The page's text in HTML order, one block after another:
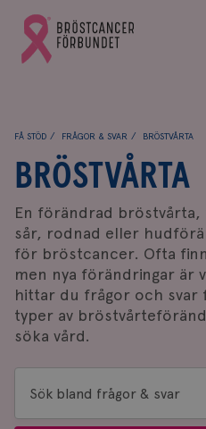
Gå
till
Bröstcancerförbundets
FÅ STÖD FRÅGOR & SVAR BRÖSTVÅRTA
BRÖSTVÅRTA
En förändrad bröstvårta,
sår, rodnad eller
för bröstcancer. Ofta
men nya förändringar är
hittar du frågor och svar
typer av
söka vård.
Sök
bland